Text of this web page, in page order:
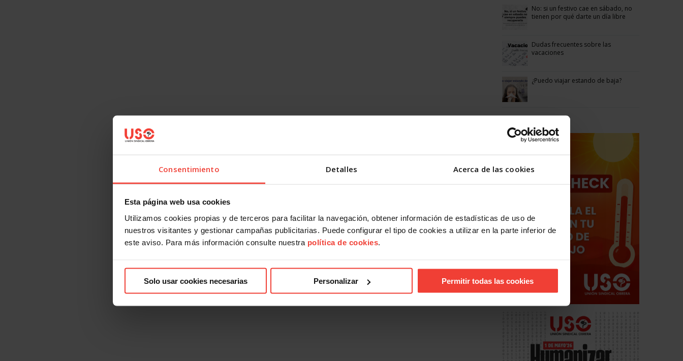
Consentimiento Detalles Acerca de las cookies
Esta página web usa cookies
Utilizamos cookies propias y de terceros para facilitar la navegación, obtener información de estadísticas de uso de
nuestros visitantes y gestionar campañas publicitarias. Puede configurar el tipo de cookies a utilizar en la parte inferior de
este aviso. Para más información consulte nuestra política de cookies.
Solo usar cookies necesarias Personalizar Permitir todas las cookies
No: si un festivo cae en sábado, no
tienen por qué darte un día libre
Dudas frecuentes sobre las
vacaciones
¿Puedo viajar estando de baja?